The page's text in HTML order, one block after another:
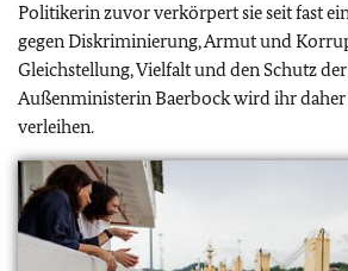
Politikerin zuvor verkörpert sie seit fast
gegen Diskriminierung, Armut und
Gleichstellung, Vielfalt und den Schutz
Außenministerin Baerbock wird ihr
verleihen.